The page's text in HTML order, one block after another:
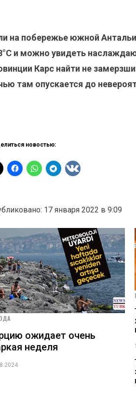
на побережье южной
и можно увидеть
Карс найти не
там опускается до
новостью:
17 января 2022 в 9:09
ожидает очень
неделя